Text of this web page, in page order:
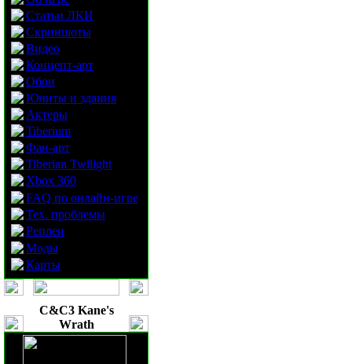
Статьи ЛКИ
Скриншоты
Видео
Концепт-арт
Обои
Юниты и здания
Актеры
Tiberium
Фан-арт
Tiberian Twilight
Xbox 360
FAQ по онлайн-игре
Тех. проблемы
Реплеи
Моды
Карты
C&C3 Kane's
Wrath